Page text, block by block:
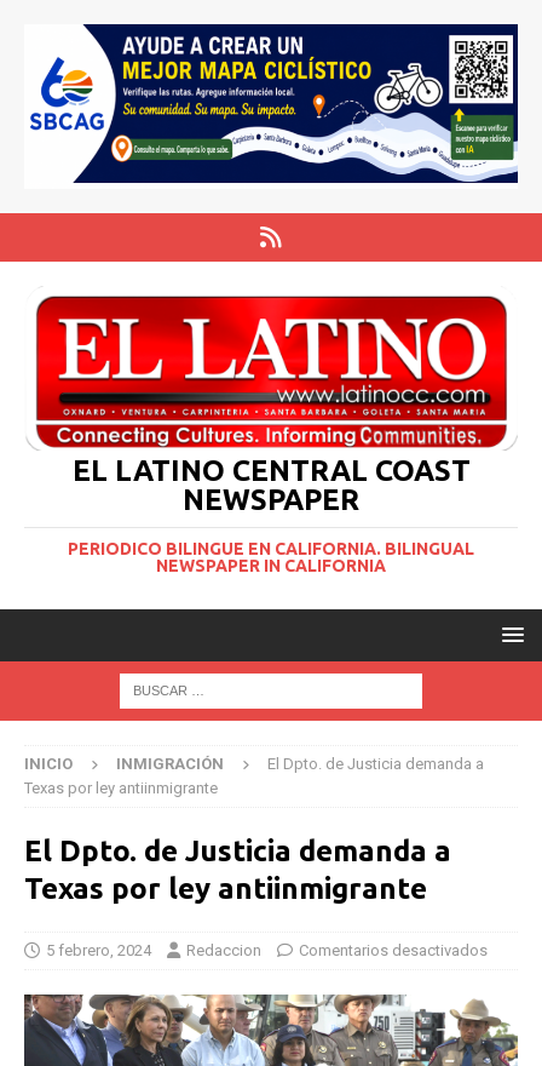
EL LATINO CENTRAL COAST
NEWSPAPER
PERIODICO BILINGUE EN CALIFORNIA. BILINGUAL
NEWSPAPER IN CALIFORNIA
INICIO INMIGRACIÓN
El Dpto. de Justicia demanda a
Texas por ley antiinmigrante
El Dpto. de Justicia demanda a
Texas por ley antiinmigrante
5 febrero, 2024 Redaccion Comentarios desactivados